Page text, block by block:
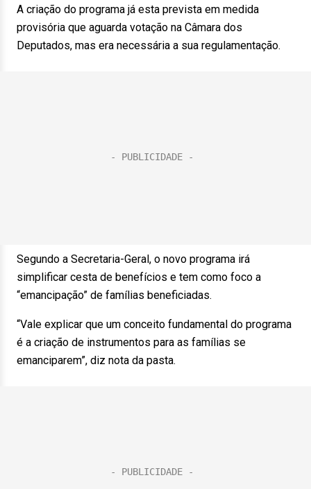
A criação do programa já esta prevista em medida
provisória que aguarda votação na Câmara dos
Deputados, mas era necessária a sua regulamentação.
Segundo a Secretaria-Geral, o novo programa irá
simplificar cesta de benefícios e tem como foco a
“emancipação” de famílias beneficiadas.
“Vale explicar que um conceito fundamental do programa
é a criação de instrumentos para as famílias se
emanciparem”, diz nota da pasta.